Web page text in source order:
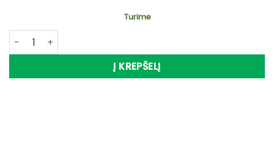
Turime
produkto kiekis: Komplektas Dėžė šaltkrepšis Igloo
Į KREPŠELĮ